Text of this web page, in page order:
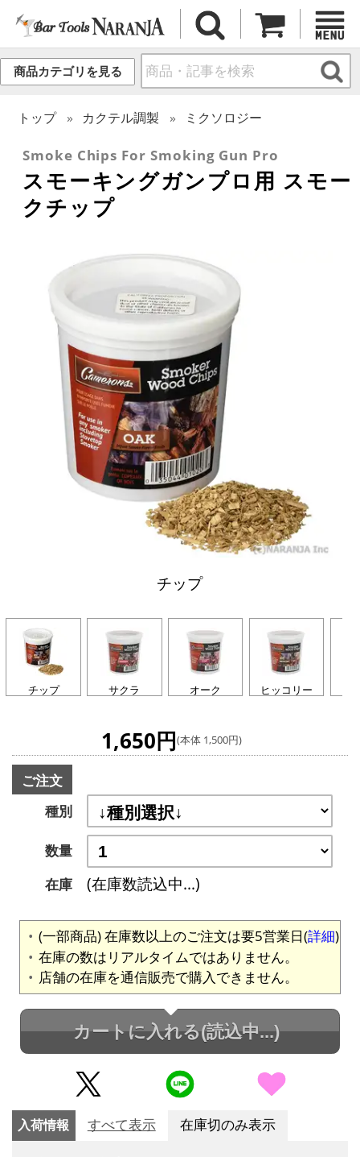
商品カテゴリを見る
トップ カクテル調製 ミクソロジー
Smoke Chips For Smoking Gun Pro
スモーキングガンプロ用 スモー
クチップ
チップ
チップ サクラ オーク ヒッコリー
1,650円(本体 1,500円)
ご注文
種別
数量
在庫
(在庫数読込中...)
(一部商品) 在庫数以上のご注文は要5営業日(詳細)
在庫の数はリアルタイムではありません。
店舗の在庫を通信販売で購入できません。
カートに入れる(読込中...)
入荷情報 すべて表示 在庫切のみ表示